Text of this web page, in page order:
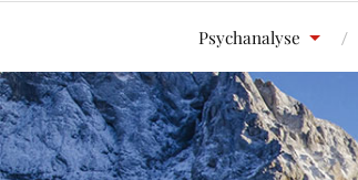
Psychanalyse